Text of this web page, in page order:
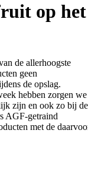
op het
de allerhoogste
geen
de opslag.
hebben zorgen we
zijn en ook zo bij de
AGF-getraind
met de